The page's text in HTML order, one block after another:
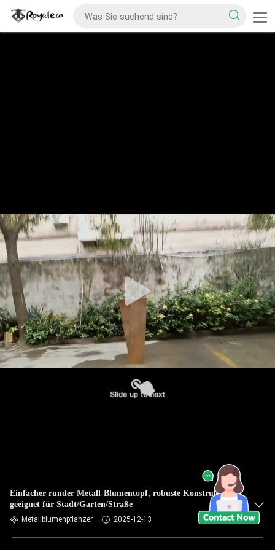
Einfacher runder Metall-Blumentopf, robuste Konstruktion,
geeignet für Stadt/Garten/Straße
Metallblumenpflanzer 2025-12-13